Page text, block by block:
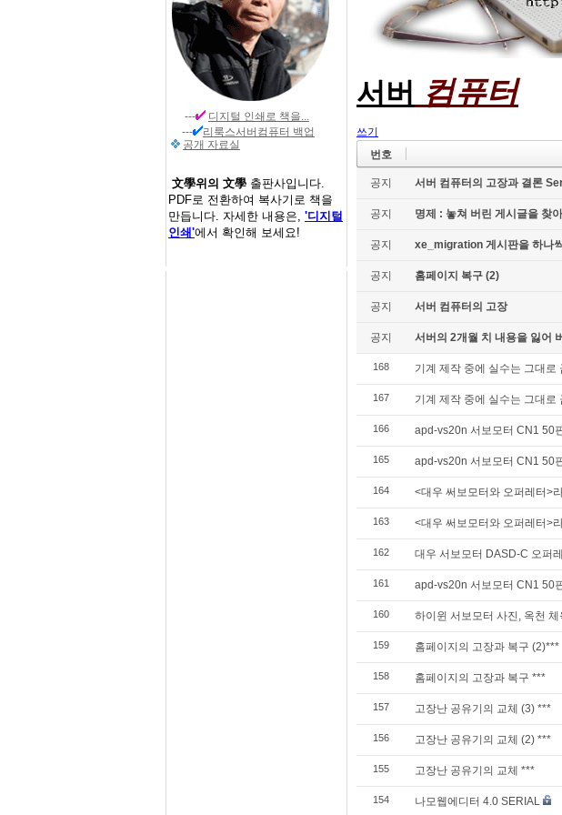
--- 디지털 인쇄 로 책을...
---
리룩스서버컴퓨터 백업
공개 자료실
文學위의 文學 출판사입니다.
PDF로 전환하여 복사기로 책을
만듭니다. 자세한 내용은, '디지털
인쇄'에서 확인해 보세요!
서버 컴퓨터
쓰기
번호
공지 서버 컴퓨터의 고장과 결론
공지 명제 : 놓쳐 버린 게시글을 찾
공지 xe_migration 게시판을 하나
공지 홈페이지 복구 (2)
공지 서버 컴퓨터의 고장
공지 서버의 2개월 치 내용을 잃어
168 기계 제작 중에 실수는 그대
167 기계 제작 중에 실수는 그대
166 apd-vs20n 서보모터 CN1 50
165 apd-vs20n 서보모터 CN1 50
164 <대우 써보모터와 오퍼레터>
163 <대우 써보모터와 오퍼레터>
162 대우 서보모터 DASD-C 오퍼
161 apd-vs20n 서보모터 CN1 50
160 하이윈 서보모터 사진, 옥천
159 홈페이지의 고장과 복구 (2)***
158 홈페이지의 고장과 복구 ***
157 고장난 공유기의 교체 (3) ***
156 고장난 공유기의 교체 (2) ***
155 고장난 공유기의 교체 ***
154 나모웹에디터 4.0 SERIAL